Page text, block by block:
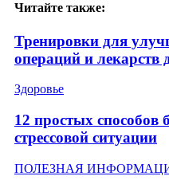
Читайте также:
Тренировки для
операций и лекарств
Здоровье
12 простых способов
стрессовой ситуации
ПОЛЕЗНАЯ